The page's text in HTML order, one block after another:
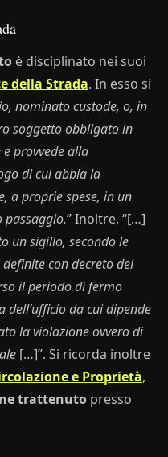
è disciplinato nei suoi
della Strada. In esso si
nominato custode, o, in
soggetto obbligato in
provvede alla
di cui abbia la
a proprie spese, in un
” Inoltre, “[…]
un sigillo, secondo le
con decreto del
il periodo di fermo
da cui dipende
la violazione ovvero di
[…]”. Si ricorda inoltre
e Proprietà,
trattenuto presso